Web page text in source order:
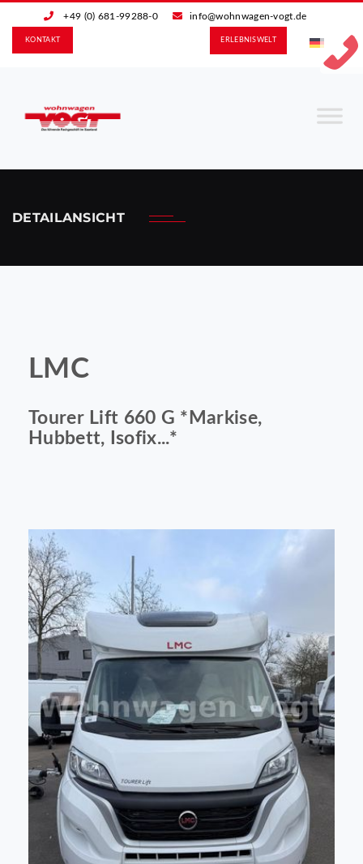
+49 (0) 681-99288-0 info@wohnwagen-vogt.de
ERLEBNIS­WELT
KONTAKT
DETAILANSICHT
LMC
Tourer Lift 660 G *Markise,
Hubbett, Isofix...*